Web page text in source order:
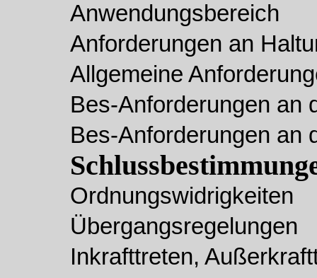
Anwendungsbereich
Anforderungen an
Allgemeine
Bes-Anforderungen an
Bes-Anforderungen an
Ordnungswidrigkeiten
Übergangsregelungen
Inkrafttreten,